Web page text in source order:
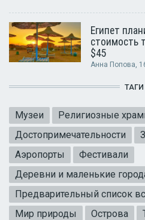
Египет
стоимость
$45
Анна Попова,
ТАГИ
Музеи
Религиозные
Достопримечательности
Аэропорты
Фестивали
Деревни и маленькие
Предварительный список
Мир природы
Острова